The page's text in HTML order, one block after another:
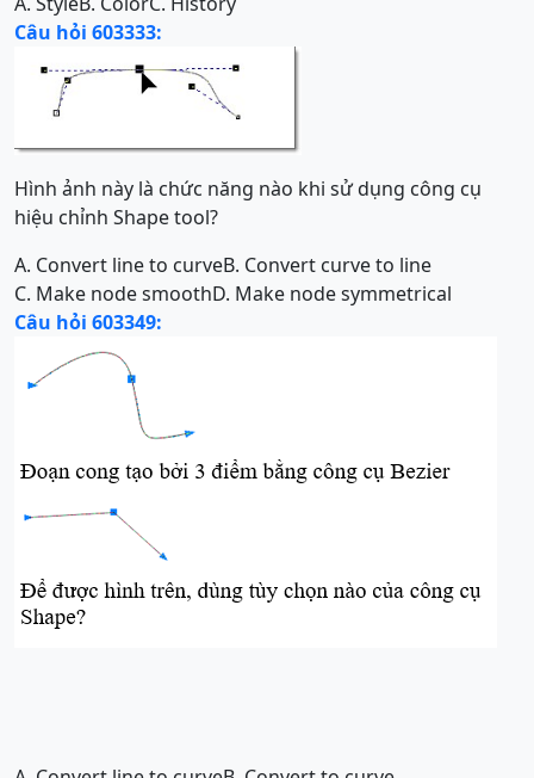
Câu hỏi 603333:
Hình ảnh này là chức năng nào khi sử dụng công cụ
hiệu chỉnh Shape tool?
A. Convert line to curveB. Convert curve to line
C. Make node smoothD. Make node symmetrical
Câu hỏi 603349: